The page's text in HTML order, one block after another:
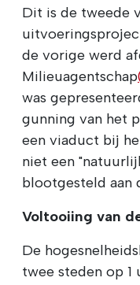
Dit is de tweede
de vorige werd
Milieuagentschap
was
gunning van het
een viaduct bij
niet een
blootgesteld aan
Voltooiing van
De
twee steden op 1